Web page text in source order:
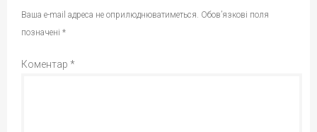
Ваша e-mail адреса не оприлюднюватиметься. Обов’язкові поля
позначені *
Коментар *